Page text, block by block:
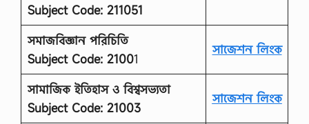
Subject Code: 211051
সমাজবিজ্ঞান পরিচিতি
Subject Code: 21001
সাজেশন লিংক
সামাজিক ইতিহাস ও বিশ্বসভ্যতা
Subject Code: 21003
সাজেশন লিংক